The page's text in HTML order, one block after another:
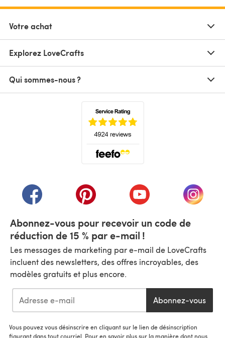
Votre achat
Explorez LoveCrafts
Qui sommes-nous ?
(s'ouvre dans un nouvel onglet)
(s'ouvre dans un nouvel onglet)
(s'ouvre dans un(s'ouvre
Abonnez-vous pour recevoir un code de
réduction de 15 % par e-mail !
Les messages de marketing par e-mail de LoveCrafts
incluent des newsletters, des offres incroyables, des
modèles gratuits et plus encore.
Abonnez-vous
Vous pouvez vous désinscrire en cliquant sur le lien de désinscription
figurant dans tout courriel. Pour en savoir plus sur la manière dont nous